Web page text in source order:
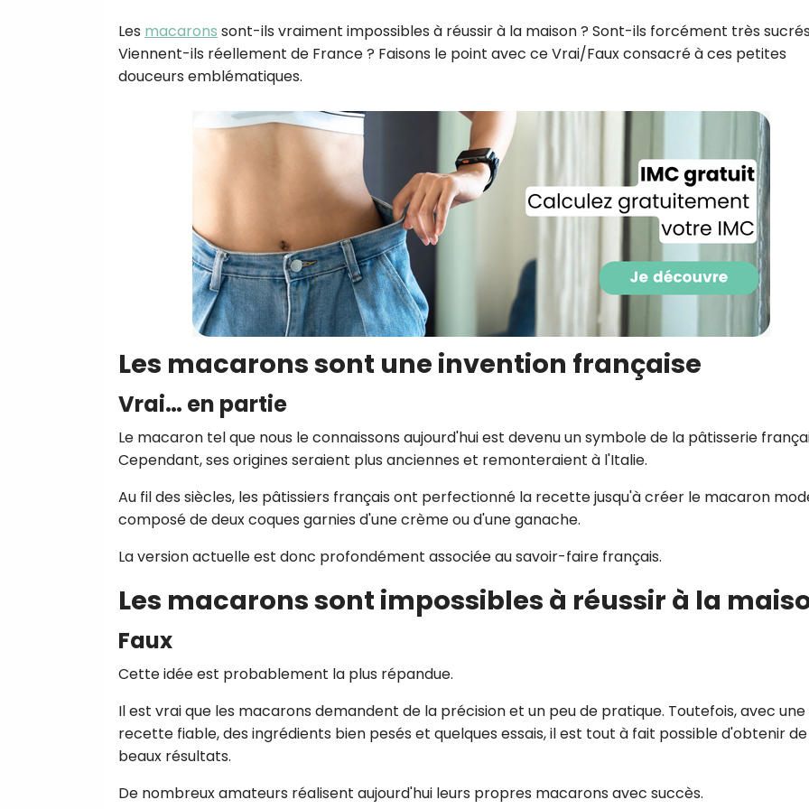
Les macarons sont-ils vraiment impossibles à réussir à la maison ? Sont-ils forcément très
Viennent-ils réellement de France ? Faisons le point avec ce Vrai/Faux consacré à ces petites
douceurs emblématiques.
Les macarons sont une invention française
Vrai… en partie
Le macaron tel que nous le connaissons aujourd'hui est devenu un symbole de la pâtisserie
Cependant, ses origines seraient plus anciennes et remonteraient à l'Italie.
Au fil des siècles, les pâtissiers français ont perfectionné la recette jusqu'à créer le macaron
composé de deux coques garnies d'une crème ou d'une ganache.
La version actuelle est donc profondément associée au savoir-faire français.
Les macarons sont impossibles à réussir à la
Faux
Cette idée est probablement la plus répandue.
Il est vrai que les macarons demandent de la précision et un peu de pratique. Toutefois, avec une
recette fiable, des ingrédients bien pesés et quelques essais, il est tout à fait possible d'obtenir
beaux résultats.
De nombreux amateurs réalisent aujourd'hui leurs propres macarons avec succès.
Prisma Players analyse le taux
des courriels pour mesurer et
performances des campagnes.
pourrons savoir si vous ouvrez les
l'heure à laquelle vous le faites ainsi
des informations sur le terminal que
utilisez. Pour en savoir plus sur ces
politique de confidentialité
Je reçois mon cadeau !
Votre adresse email sera utilisée par Digital Prisma
envoyer votre newsletter contenant des offres
personnalisées. Vous pourrez vous désinscrire en
exercer vos droits, prenez connaissance de notre
Confidentialité.